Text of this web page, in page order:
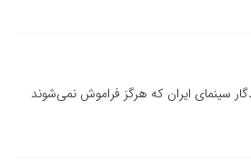
سینمای ایران که هرگز فراموش نمی‌شوند